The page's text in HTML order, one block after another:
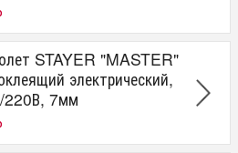
STAYER "MASTER"
электрический,
220В, 7мм